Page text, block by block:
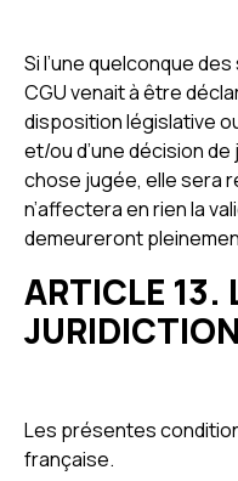
Si l’une quelconque
CGU venait à être
disposition législative
et/ou d’une décision
chose jugée, elle sera
n’affectera en rien la
demeureront
ARTICLE 13.
JURIDICTION
Les présentes
française.